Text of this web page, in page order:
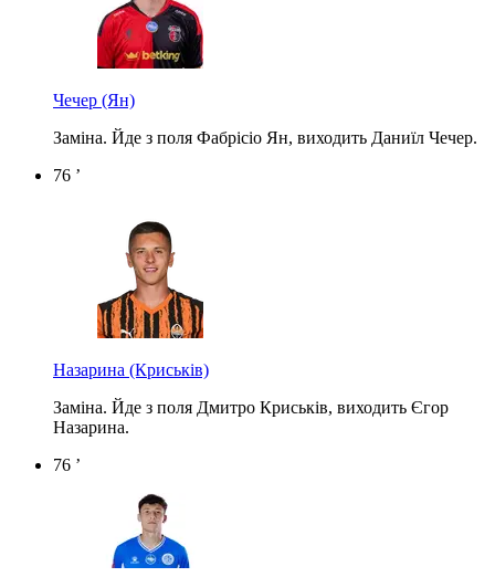
Чечер (Ян)
Заміна. Йде з поля Фабрісіо Ян, виходить Даниїл Чечер.
76 ’
Назарина (Криськів)
Заміна. Йде з поля Дмитро Криськів, виходить Єгор
Назарина.
76 ’